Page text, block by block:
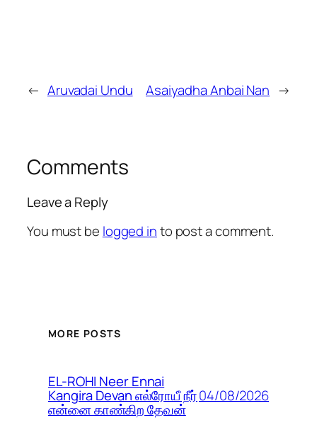
← Aruvadai Undu Asaiyadha Anbai Nan →
Comments
Leave a Reply
You must be logged into post a comment.
MORE POSTS
EL-ROHI Neer Ennai
Kangira Devan எல்ரோயீ நீர்
என்னை காண்கிற தேவன்
04/08/2026